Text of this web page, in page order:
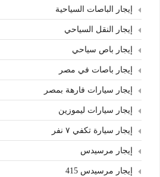
إيجار الباصات السياحية
إيجار النقل السياحي
إيجار باص سياحي
إيجار باصات في مصر
إيجار سيارات فارهة بمصر
إيجار سيارات ليموزين
إيجار سيارة تكفي ٧ نفر
إيجار مرسيدس
إيجار مرسيدس 415